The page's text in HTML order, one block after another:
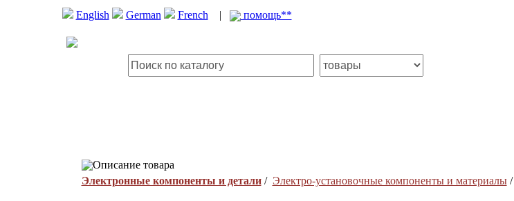
English German French | помощь**
Описание товара
Электронные компоненты и детали/ Электро-установочные компоненты и материалы/